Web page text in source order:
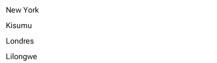
New York
Kisumu
Londres
Lilongwe